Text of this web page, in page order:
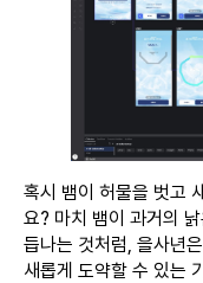
혹시 뱀이 허물을 벗고
요? 마치 뱀이 과거의
듭나는 것처럼, 을사년
새롭게 도약할 수 있는